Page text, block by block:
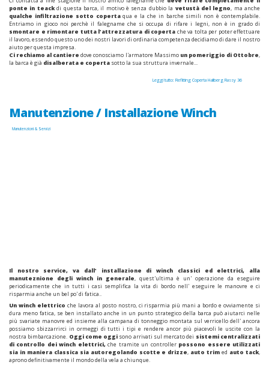
ponte in teackdi questa barca, il motivo è senza dubbio la vetustà del legno, ma anche
qualche infiltrazione sotto copertaqua e la che in barche simili non è contemplabile.
Entriamo in gioco noi perchè il falegname che si occupa di rifare i legni, non è in grado di
smontare e rimontare tutta l'attrezzatura di coperta che va tolta per poter effettuare
il lavoro, essendo questo uno dei nostri lavori di ordinaria competenza decidiamo di dare il nostro
aiuto per questa impresa.
Ci rechiamo al cantiere dove conosciamo l'armatore Massimo un pomeriggio di Ottobre,
la barca è già disalberata e coperta sotto la sua struttura invernale...
Leggi tutto: Refitting Coperta Hallberg Rassy 36
Manutenzione / Installazione Winch
Manutenzioni & Servizi
Il nostro service, va dall' installazione di winch classici ed elettrici, alla
manuteznione degli winch in generale, quest'ultima è un' operazione da eseguire
periodicamente che in tutti i casi semplifica la vita di bordo nell' eseguire le manovre e ci
risparmia anche un bel po' di fatica..
Un winch elettrico che lavora al posto nostro, ci risparmia più mani a bordo e ovviamente si
dura meno fatica, se ben installato anche in un punto strategico della barca può aiutarci nelle
più svariate manovre ed insieme alla campana di tonneggio montata sul verricello dell' ancora
possiamo sbizzarrirci in ormeggi di tutti i tipi e rendere ancor più piacevoli le uscite con la
nostra bimbarcazione. Oggi come oggi sono arrivati sul mercato dei sistemi centralizzati
di controllo dei winch elettrici,che tramite un controller possono essere utilizzati
sia in maniera classica sia autoregolando scotte e drizze, auto trim ed auto tack,
aprono definitivamente il mondo della vela a chiunque.